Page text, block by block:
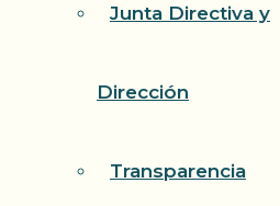
Junta Directiva y
Dirección
Transparencia